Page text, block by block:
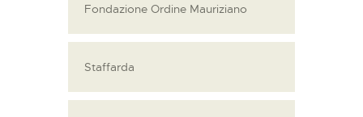
Fondazione Ordine Mauriziano
Staffarda